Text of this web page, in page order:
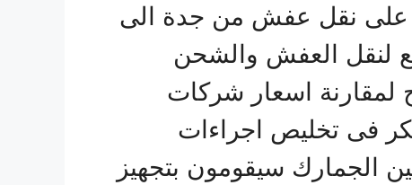
على نقل عفش من جدة الى
لنقل العفش والشحن
لمقارنة اسعار شركات
فى تخليص اجراءات
الجمارك سيقومون بتجهيز